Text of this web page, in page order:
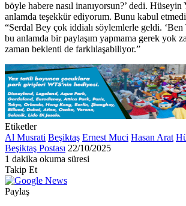
böyle habere nasıl inanıyorsun?’ dedi.
anlamda teşekkür ediyorum. Bunu kabul
“Serdal Bey çok iddialı söylemlerle geldi.
bu anlamda bir paylaşım yapmama gerek yok
zaman beklenti de farklılaşabiliyor.”
Etiketler
Al Musrati Beşiktaş Ernest Muci Hasan Arat
Beşiktaş Postası Bir
e-
22/10/2025
1 dakika okuma süresi
Facebook
X
LinkedIn
Tumblr
Pinterest
Reddit
VKontakte
Odnoklassniki
Pocket
Takip Et
Paylaş